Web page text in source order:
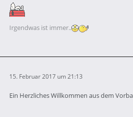
Irgendwas ist immer..
15. Februar 2017 um 21:13
Ein Herzliches Willkommen aus dem